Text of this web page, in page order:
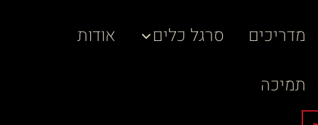
מדריכים
סרגל כלים
אודות
תמיכה